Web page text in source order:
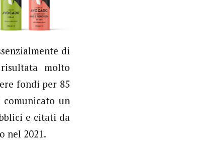
di
molto
fondi per 85
un
e citati da
nel 2021.